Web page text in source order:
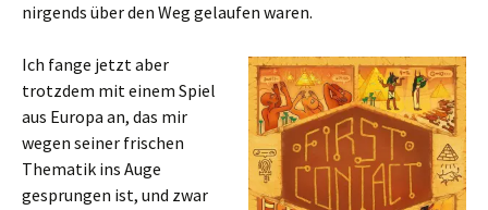
nirgends über den Weg gelaufen waren.
Ich fange jetzt aber
trotzdem mit einem Spiel
aus Europa an, das mir
wegen seiner frischen
Thematik ins Auge
gesprungen ist, und zwar